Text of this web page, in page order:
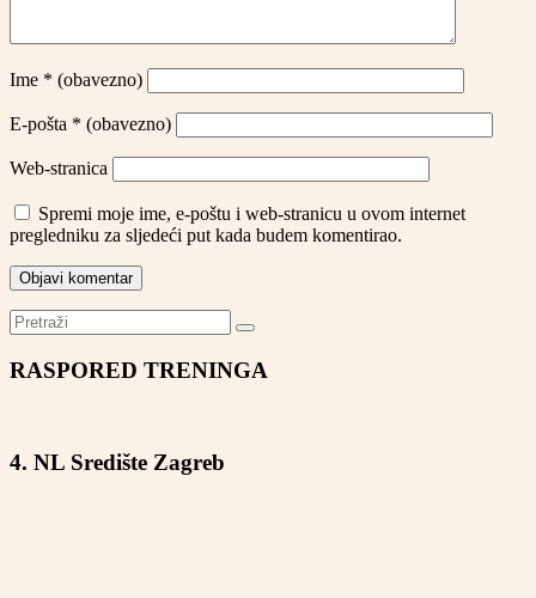
Ime * (obavezno)
E-pošta * (obavezno)
Web-stranica
Spremi moje ime, e-poštu i web-stranicu u ovom internet
pregledniku za sljedeći put kada budem komentirao.
RASPORED TRENINGA
4. NL Središte Zagreb